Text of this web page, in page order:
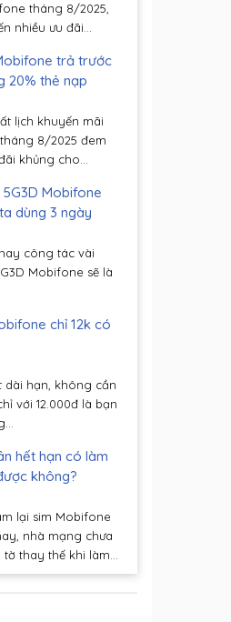
tháng 8/2025,
nhiều ưu đãi...
trả trước
20% thẻ nạp
lịch khuyến mãi
8/2025 đem
khủng cho...
Mobifone
dùng 3 ngày
công tác vài
Mobifone sẽ là
chỉ 12k có
dài hạn, không cần
với 12.000đ là bạn
hết hạn có làm
không?
lại sim Mobifone
nhà mạng chưa
thay thế khi làm...